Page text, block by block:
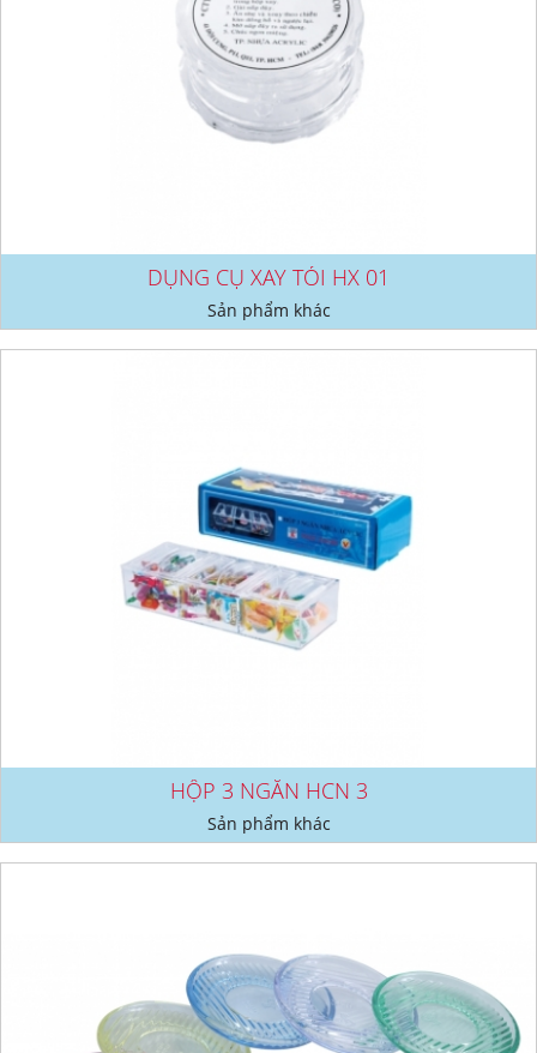
DỤNG CỤ XAY TỎI HX 01
Sản phẩm khác
HỘP 3 NGĂN HCN 3
Sản phẩm khác